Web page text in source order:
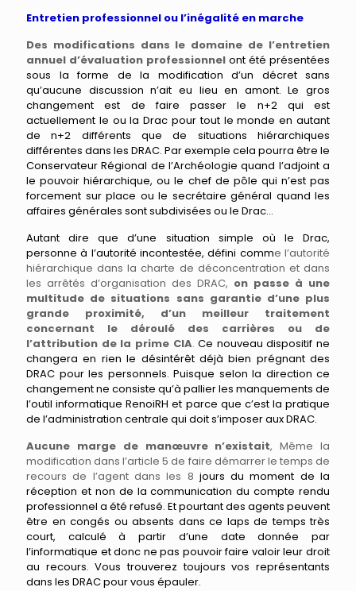
Entretien professionnel ou l’inégalité en marche
Des modifications dans le domaine de l’entretien
annuel d’évaluation professionnel ont été présentées
sous la forme de la modification d’un décret sans
qu’aucune discussionn’ait eu lieu en amont. Le gros
changement est de faire passer le n+2 qui est
actuellement le ou laDrac pour tout le monde en autant
de n+2 différents que de situations hiérarchiques
différentes dans les DRAC. Par exemple cela pourra être le
Conservateur Régional de l’Archéologie quand l’adjoint a
le pouvoir hiérarchique, ou le chef de pôle qui n’est pas
forcement sur place ou le secrétaire général quand les
affaires générales sont subdivisées ou le Drac…
Autant dire que d’une situation simple où le Drac,
personne à l’autorité incontestée, défini comme l’autorité
hiérarchique dans la charte de déconcentration et dans
les arrêtés d’organisation des DRAC, on passe à une
multitude de situations sans garantie d’une plus
grande proximité, d’un meilleur traitement
concernant le déroulé des carrières ou de
l’attribution de la prime CIA.Ce nouveau dispositif ne
changera en rien le désintérêt déjà bien prégnant des
DRAC pour les personnels. Puisque selon la direction ce
changement ne consiste qu’à pallier les manquements de
l’outil informatique RenoiRH et parce que c’est la pratique
de l’administration centrale qui doit s’imposer aux DRAC.
Aucune marge de manœuvre n’existait, Même la
modification dans l’article 5 de faire démarrer le temps de
recours de l’agent dans les 8 jours du moment de la
réception et non de la communication du compte rendu
professionnel a été refusé. Et pourtant des agents peuvent
être en congés ou absents dans ce laps de temps très
court, calculé à partir d’une date donnée par
l’informatique et donc ne pas pouvoir faire valoir leur droit
au recours. Vous trouverez toujours vos représentants
dans les DRAC pour vous épauler.